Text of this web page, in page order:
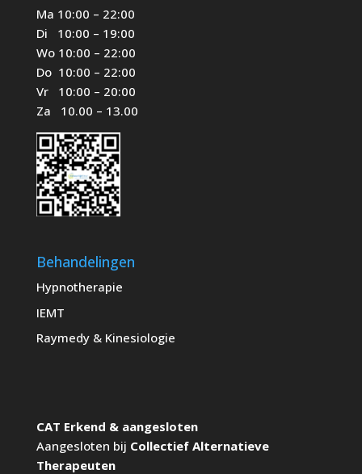
Ma 10:00 – 22:00
Di 10:00 – 19:00
Wo 10:00 – 22:00
Do 10:00 – 22:00
Vr 10:00 – 20:00
Za 10.00 – 13.00
Behandelingen
Hypnotherapie
IEMT
Raymedy& Kinesiologie
CAT Erkend & aangesloten
Aangesloten bij Collectief Alternatieve
Therapeuten